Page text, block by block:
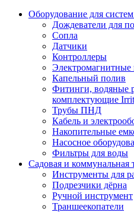
Оборудование для
Дождеватели для
Сопла
Датчики
Контроллеры
Электромагнитные
Капельный полив
Фитинги, водяные
комплектующие
Трубы ПНД
Кабель и
Накопительные
Насосное
Фильтры для воды
Садовая и коммунальная
Инструменты для
Подрезчики дёрна
Ручной инструмент
Траншеекопатели